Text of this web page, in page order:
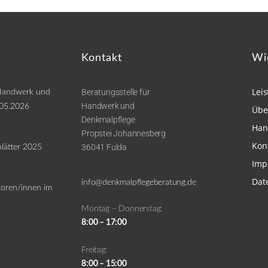
und
2025
innen im
Kontakt
Beratungsstelle für
Handwerk und
Denkmalpflege
Propstei Johannesberg
36041 Fulda
info@denkmalpflegeberatung.de
Montag – Donnerstag:
8:00 – 17:00
Freitag:
8:00 – 15:00